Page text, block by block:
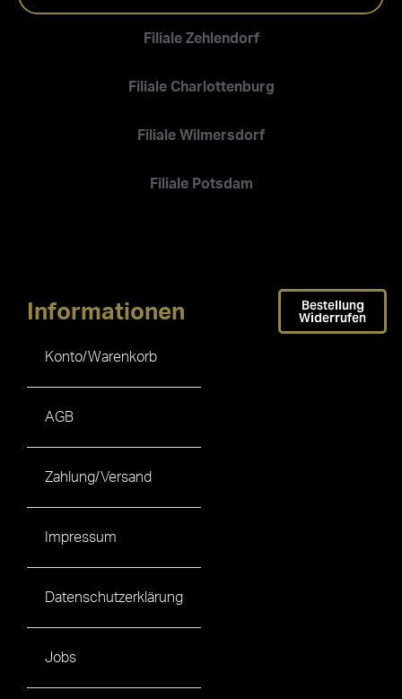
Filiale Zehlendorf
Filiale Charlottenburg
Filiale Wilmersdorf
Filiale Potsdam
Informationen
Konto/Warenkorb
AGB
Zahlung/Versand
Impressum
Datenschutzerklärung
Jobs
Bestellung
Widerrufen